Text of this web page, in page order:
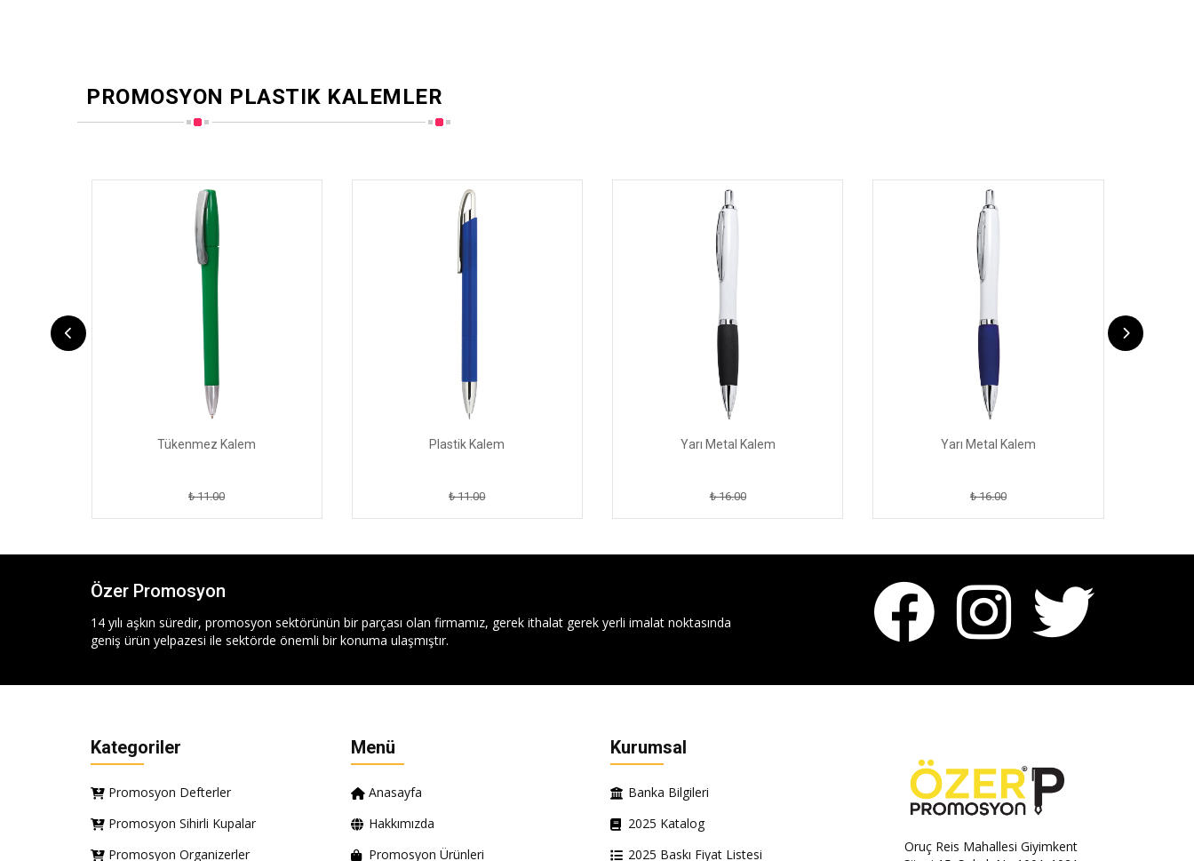
PROMOSYON PLASTIK KALEMLER
Tükenmez Kalem
₺ 11.00
Plastik Kalem
₺ 11.00
Yarı Metal Kalem
₺ 16.00
Yarı Metal Kalem
₺ 16.00
Özer Promosyon
14 yılı aşkın süredir, promosyon sektörünün bir parçası olan firmamız, gerek ithalat gerek yerli imalat noktasında
geniş ürün yelpazesi ile sektörde önemli bir konuma ulaşmıştır.
Kategoriler
Promosyon Defterler
Promosyon Sihirli Kupalar
Promosyon Organizerler
Menü
Anasayfa
Hakkımızda
Promosyon Ürünleri
Kurumsal
Banka Bilgileri
2025 Katalog
2025 Baskı Fiyat Listesi
Oruç Reis Mahallesi Giyimkent